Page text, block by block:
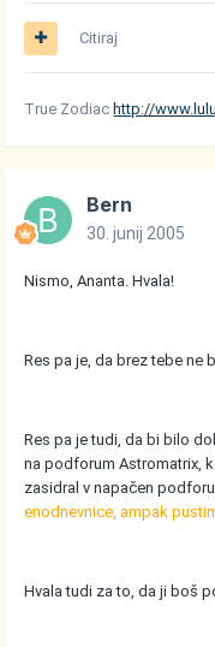
Citiraj
True Zodiac http://
Bern
30. junij 2005
Nismo, Ananta. Hvala!
Res pa je, da brez tebe ne
Res pa je tudi, da bi bilo
na podforum Astromatrix,
zasidral v napačen
enodnevnice, ampak
Hvala tudi za to, da ji boš